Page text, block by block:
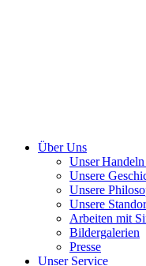
Über Uns
Unser
Unsere
Unsere
Unsere
Arbeiten mit
Bildergalerien
Presse
Unser Service